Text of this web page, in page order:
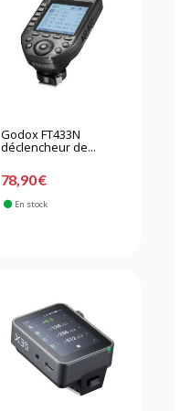
Godox FT433N
déclencheur de...
78,90 €
En stock